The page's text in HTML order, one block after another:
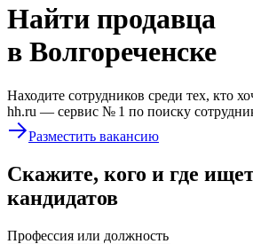
Найти продавца
в Волгореченске
Находите сотрудников среди тех, кто
hh.ru — сервис № 1 по поиску
Разместить вакансию
Скажите, кого и где
кандидатов
Профессия или должность